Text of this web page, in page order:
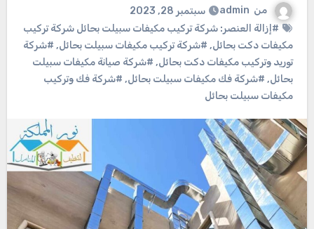
من admin
سبتمبر 28, 2023
#إزالة العنصر: شركة تركيب مكيفات سبيلت بحائل شركة تركيب
مكيفات دكت بحائل, #شركة تركيب مكيفات سبيلت بحائل, #شركة
توريد وتركيب مكيفات دكت بحائل, #شركة صيانة مكيفات سبيلت
بحائل, #شركة فك مكيفات سبيلت بحائل, #شركة فك وتركيب
مكيفات سبيلت بحائل